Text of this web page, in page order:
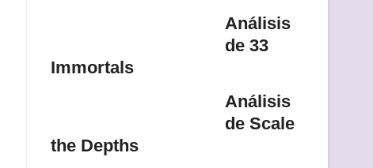
Análisis
de 33
Immortals
Análisis
de Scale
the Depths